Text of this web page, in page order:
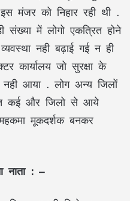
मंजर को निहार रही थी .
में लोगो एकत्रित होने
नही बढ़ाई गई न ही
कार्यालय जो सुरक्षा के
आया . लोग अन्य जिलों
कई और जिलो से आये
मूकदर्शक बनकर
नाता : –